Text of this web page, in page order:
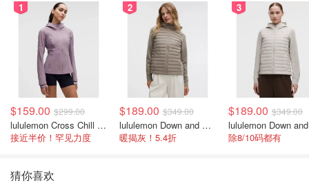
1
$159.00 $299.00
lululemon Cross Chill 女士运动外套
接近半价！罕见力度
2
$189.00 $349.00
lululemon Down and Around 羽绒夹克
暖揭灰！5.4折
3
$189.00 $349.00
除8/10码都有
猜你喜欢